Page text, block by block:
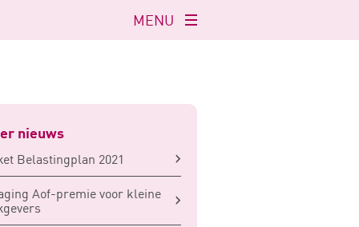
Navigatie
openen
MENU
nieuws
Belastingplan 2021
Aof-premie voor kleine